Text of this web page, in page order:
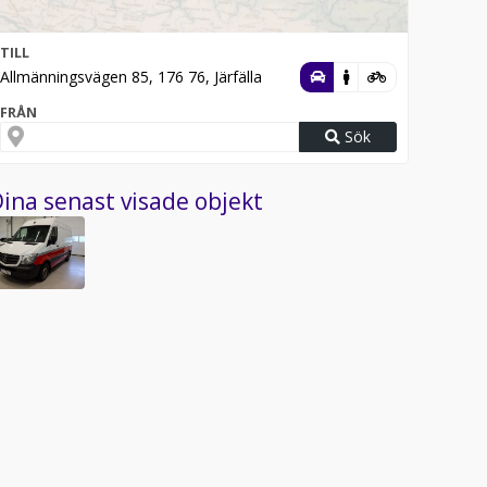
TILL
Allmänningsvägen 85, 176 76, Järfälla
FRÅN
Sök
senast visade objekt